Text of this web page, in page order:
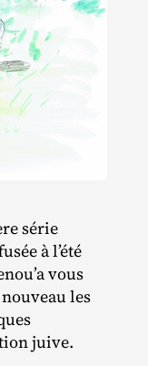
série
à l’été
vous
les
juive.